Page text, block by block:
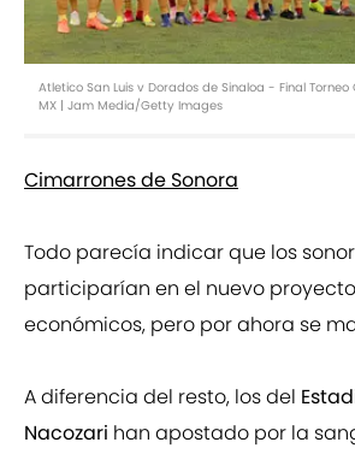
Atletico San Luis v Dorados de Sinaloa - Final Torneo
MX | Jam Media/Getty Images
Cimarrones de Sonora
Todo parecía indicar que los
participarían en el nuevo
económicos, pero por ahora se
A diferencia del resto, los del
Nacozari han apostado por la